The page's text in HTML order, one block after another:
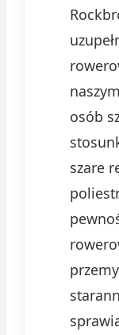
osób
szare